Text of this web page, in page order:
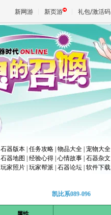
新网游 新页游 礼包/激活码
石器版本 任务攻略 物品大全 宠物大全
石器地图 经验心得 心情故事 石器杂文
玩家照片 玩家帮派 石器论坛 软件下载
凯比系089-096